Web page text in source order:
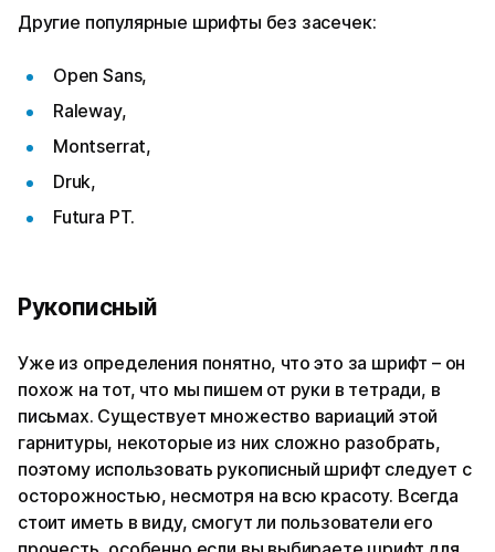
Другие популярные шрифты без засечек:
Open Sans,
Raleway,
Montserrat,
Druk,
Futura PT.
Рукописный
Уже из определения понятно, что это за шрифт – он
похож на тот, что мы пишем от руки в тетради, в
письмах. Существует множество вариаций этой
гарнитуры, некоторые из них сложно разобрать,
поэтому использовать рукописный шрифт следует с
осторожностью, несмотря на всю красоту. Всегда
стоит иметь в виду, смогут ли пользователи его